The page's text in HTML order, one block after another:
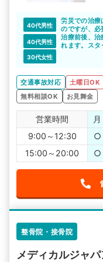
40代男性
労災での治療
のですが、必
れました。施
40代男性
治療前後、治
れます。スタ
30代女性
交通事故対応 土曜日OK
無料相談OK
お見舞金
営業時間 月
9:00～12:30
○
15:00～20:00
○
整骨院・接骨院
メディカルジャ